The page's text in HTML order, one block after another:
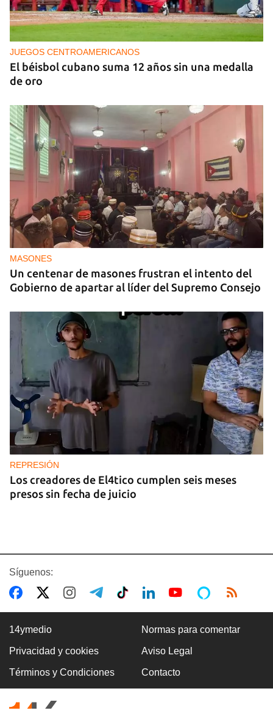
MÚSICA
Un público enamorado de Celia Cruz desafía la
censura en un homenaje en La Habana
JUEGOS CENTROAMERICANOS
El béisbol cubano suma 12 años sin una medalla
de oro
MASONES
Un centenar de masones frustran el intento del
Gobierno de apartar al líder del Supremo Consejo
REPRESIÓN
Los creadores de El4tico cumplen seis meses
presos sin fecha de juicio
BANCARIZACIÓN
La ausencia de un mercado de divisas operativo
explica la escasez de efectivo en moneda
Síguenos:
14ymedio Normas para comentar
Privacidad y cookies Aviso Legal
Términos y Condiciones Contacto